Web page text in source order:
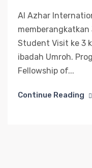
Al Azhar
Student Visit ke 3
ibadah Umroh.
Fellowship of...
Continue Reading